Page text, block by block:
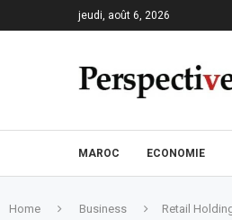
jeudi, août 6, 2026
MAROC ECONOMIE
Home Business Retail